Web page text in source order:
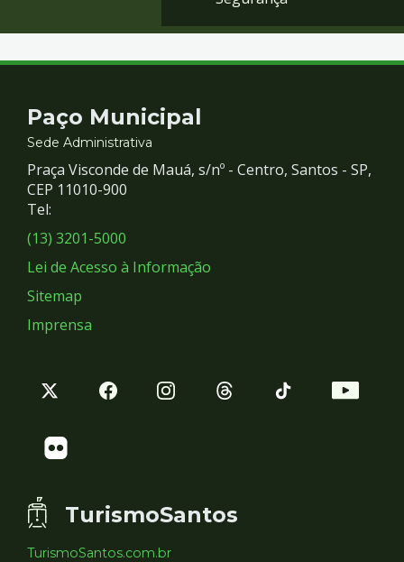
Contato
e
Redes
Sociais
Paço Municipal
Sede Administrativa
Praça Visconde de Mauá, s/nº - Centro, Santos - SP,
CEP 11010-900
Tel:
(13) 3201-5000
Lei de Acesso à Informação
Sitemap
Imprensa
TurismoSantos
TurismoSantos.com.br